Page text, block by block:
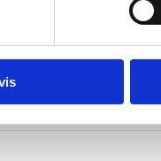
først til de bedste
kun relevante tilbud